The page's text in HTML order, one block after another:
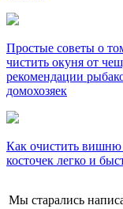
Простые советы о
чистить окуня от
рекомендации
домохозяек
Как очистить вишню
косточек легко и
Мы старались